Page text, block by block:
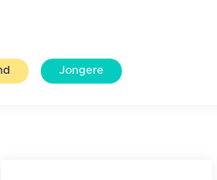
Jongere